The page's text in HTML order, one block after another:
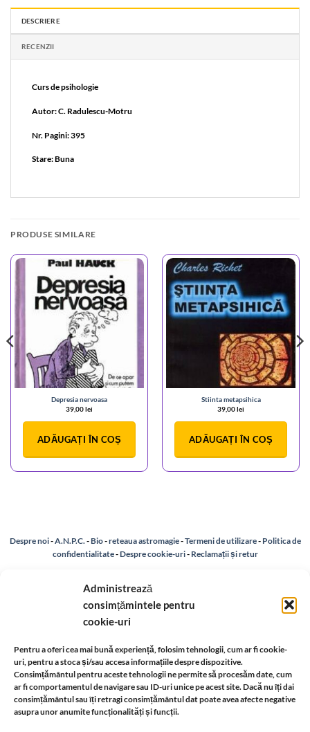
Administrează
consimțămintele pentru
cookie-uri
Pentru a oferi cea mai bună experiență, folosim tehnologii, cum ar fi cookie-
uri, pentru a stoca și/sau accesa informațiile despre dispozitive.
Consimțământul pentru aceste tehnologii ne permite să procesăm date, cum
ar fi comportamentul de navigare sau ID-uri unice pe acest site. Dacă nu îți dai
consimțământul sau îți retragi consimțământul dat poate avea afecte negative
asupra unor anumite funcționalități și funcții.
DESCRIERE
RECENZII
Curs de psihologie
Autor: C. Radulescu-Motru
Nr. Pagini: 395
Stare: Buna
PRODUSE SIMILARE
Depresia nervoasa
39,00lei
ADĂUGAȚI ÎN COȘ
Stiinta metapsihica
39,00lei
ADĂUGAȚI ÎN COȘ
Despre noi-A.N.P.C.-Bio-reteaua astromagie-Termeni de utilizare- Politica de
confidentialitate-Despre cookie-uri- Reclamații și retur
Politica de rezolvare a reclamatiilor -
Identificare firma
Informatii legale: